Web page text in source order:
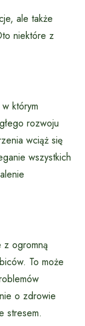
ale także
niektóre z
którym
rozwoju
wciąż się
wszystkich
z ogromną
To może
o zdrowie
stresem.